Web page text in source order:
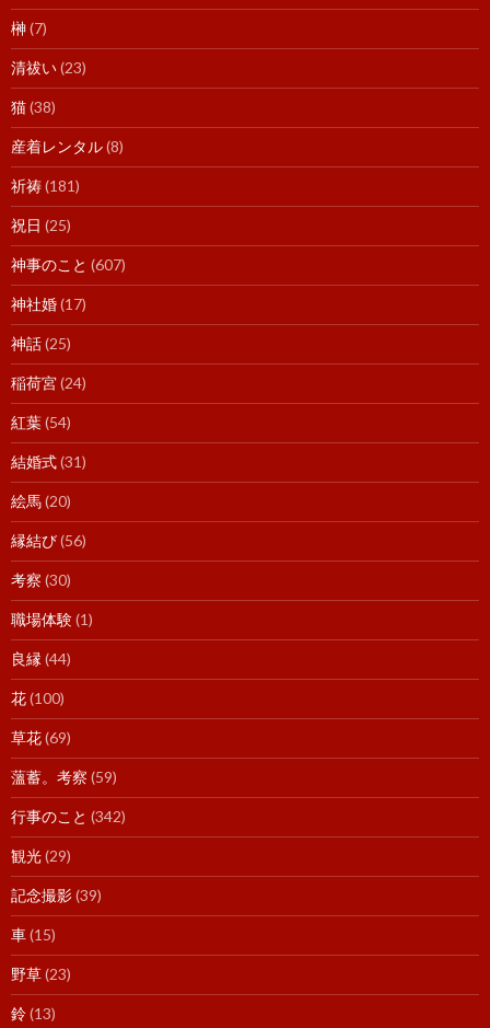
榊(7)
清祓い(23)
猫(38)
産着レンタル(8)
祈祷(181)
祝日 (25)
神事のこと (607)
神社婚(17)
神話(25)
稲荷宮(24)
紅葉(54)
結婚式(31)
絵馬(20)
縁結び(56)
考察 (30)
職場体験(1)
良縁 (44)
花(100)
草花(69)
薀蓄。考察 (59)
行事のこと (342)
観光(29)
記念撮影(39)
車(15)
野草(23)
鈴(13)